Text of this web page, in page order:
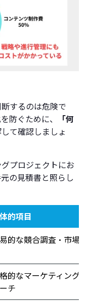
するのは危険で
防ぐために、
「何
て確認しましょ
プロジェクトにお
の見積書と照らし
的項目
的な競合調査・市場調
的なマーケティングリ
チ